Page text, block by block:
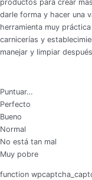
productos para crear
darle forma y hacer una
herramienta muy
carnicerías y
manejar y limpiar
Puntuar…
Perfecto
Bueno
Normal
No está tan mal
Muy pobre
function